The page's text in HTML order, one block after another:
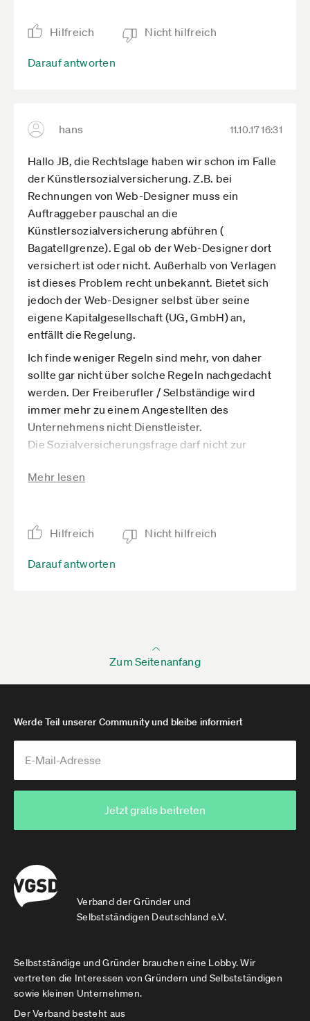
Hilfreich Nicht hilfreich
Darauf antworten
hans 11.10.17 16:31
Hallo JB, die Rechtslage haben wir schon im Falle
der Künstlersozialversicherung. Z.B. bei
Rechnungen von Web-Designer muss ein
Auftraggeber pauschal an die
Künstlersozialversicherung abführen (
Bagatellgrenze). Egal ob der Web-Designer dort
versichert ist oder nicht. Außerhalb von Verlagen
ist dieses Problem recht unbekannt. Bietet sich
jedoch der Web-Designer selbst über seine
eigene Kapitalgesellschaft (UG, GmbH) an,
entfällt die Regelung.
Ich finde weniger Regeln sind mehr, von daher
sollte gar nicht über solche Regeln nachgedacht
werden. Der Freiberufler / Selbständige wird
immer mehr zu einem Angestellten des
Unternehmens nicht Dienstleister.
Die Sozialversicherungsfrage darf nicht zur
führen. Das Einzelunternehmen muss die
beauftragten Unternehmers und nicht des
Auftragsgebers, egal welche Lösung später
vielleicht beschlossen wird (Bürgerversicherung,
ausländische Kunden betreut?
Dies kann dazu führen, dass gar keine
Sozialversicherungsbeiträge entrichtet werden
erhoben werden.
Künstler, Lehrer, Autoren, wissenschaftliche
Mitarbeiter, Historiker, freie Theologen und
gut funktionierende Unternehmer gelten. Wie
Beispiele beim VGSD belegen (z.B. Pass
Punkt sollten sich Union und FDP nicht beirren
lassen.
Pass Consulting
Mehr lesen
Hilfreich Nicht hilfreich
Darauf antworten
Zum Seitenanfang
Verband der Gründer und
Selbstständigen Deutschland e.V.
Werde Teil unserer Community und bleibe informiert
Jetzt gratis beitreten
Selbstständige und Gründer brauchen eine Lobby. Wir
vertreten die Interessen von Gründern und Selbstständigen
sowie kleinen Unternehmen.
Der Verband besteht aus